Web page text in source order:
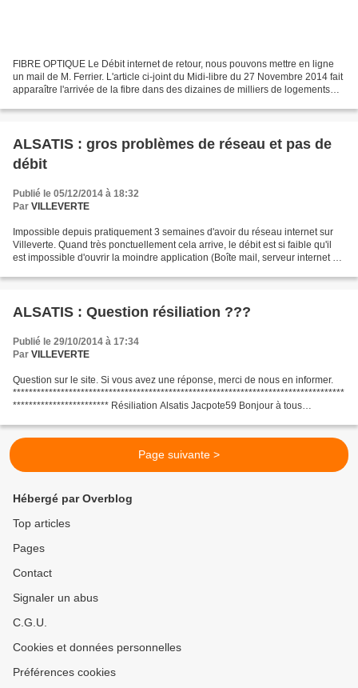
FIBRE OPTIQUE Le Débit internet de retour, nous pouvons mettre en ligne
un mail de M. Ferrier. L'article ci-joint du Midi-libre du 27 Novembre 2014 fait
apparaître l'arrivée de la fibre dans des dizaines de milliers de logements
ALSATIS : gros problèmes de réseau et pas de
débit
Publié le 05/12/2014 à 18:32
Par VILLEVERTE
Impossible depuis pratiquement 3 semaines d'avoir du réseau internet sur
Villeverte. Quand très ponctuellement cela arrive, le débit est si faible qu'il
est impossible d'ouvrir la moindre application (Boîte mail, serveur internet de
ALSATIS : Question résiliation ???
Publié le 29/10/2014 à 17:34
Par VILLEVERTE
Question sur le site. Si vous avez une réponse, merci de nous en informer.
***********************************************************************************
************************ Résiliation Alsatis Jacpote59 Bonjour à tous
Page suivante >
Hébergé par Overblog
Top articles
Pages
Contact
Signaler un abus
C.G.U.
Cookies et données personnelles
Préférences cookies